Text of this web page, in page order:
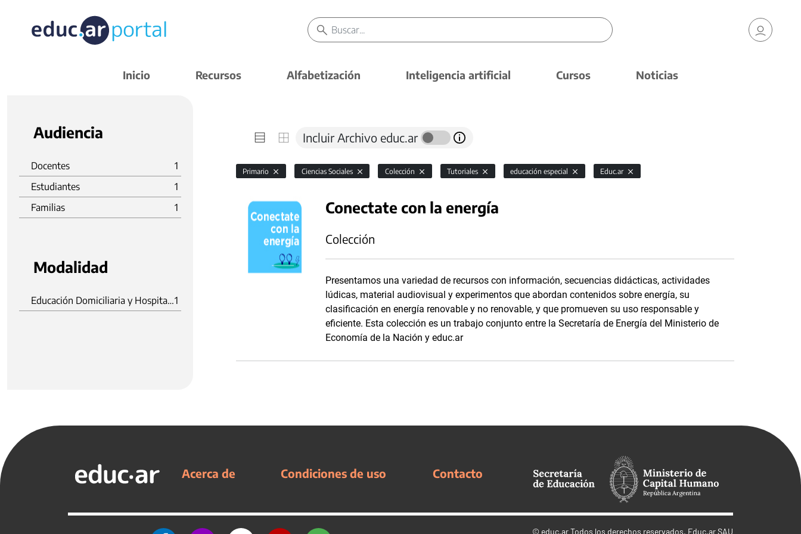
Inicio Recursos Alfabetización Inteligencia artificial Cursos Noticias
Audiencia
Docentes
1
Estudiantes
1
Familias
1
Modalidad
Educación Domiciliaria y Hospitalaria1
Incluir Archivo educ.ar
Primario Ciencias Sociales Colección Tutoriales educación especial Educ.ar
Conectate con la energía
Colección
Presentamos una variedad de recursos con información, secuencias didácticas, actividades
lúdicas, material audiovisual y experimentos que abordan contenidos sobre energía, su
clasificación en energía renovable y no renovable, y que promueven su uso responsable y
eficiente. Esta colección es un trabajo conjunto entre la Secretaría de Energía del Ministerio de
Economía de la Nación y educ.ar
Acerca de Condiciones de uso Contacto
© educ.arTodos los derechos reservados. Educ.ar SAU